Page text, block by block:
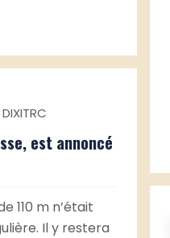
est annoncé
110 m n’était
Il y restera